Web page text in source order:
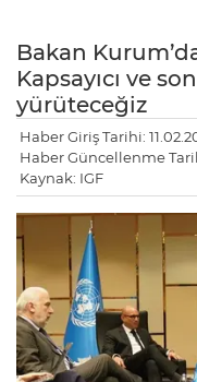
Bakan
Kapsayıcı ve
yürüteceğiz
Haber Giriş Tarihi:
Haber Güncellenme
Kaynak: IGF